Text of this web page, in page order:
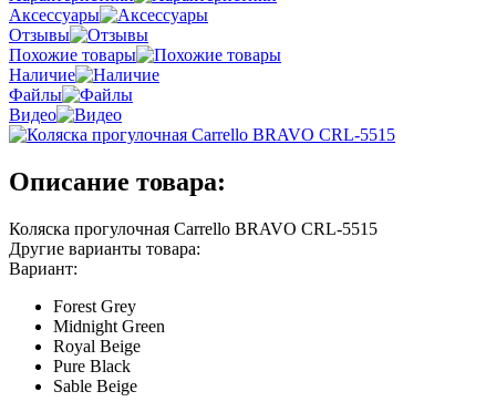
Аксессуары
Отзывы
Похожие товары
Наличие
Файлы
Видео
Описание товара:
Коляска прогулочная Carrello BRAVO CRL-5515
Другие варианты товара:
Вариант:
Forest Grey
Midnight Green
Royal Beige
Pure Black
Sable Beige